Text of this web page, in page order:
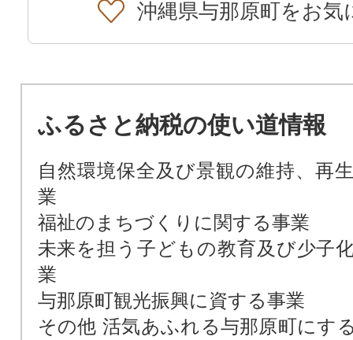
沖縄県与那原町をお気
ふるさと納税の使い道情報
自然環境保全及び景観の維持、再
業
福祉のまちづくりに関する事業
未来を担う子どもの教育及び少子
業
与那原町観光振興に資する事業
その他 活気あふれる与那原町にす